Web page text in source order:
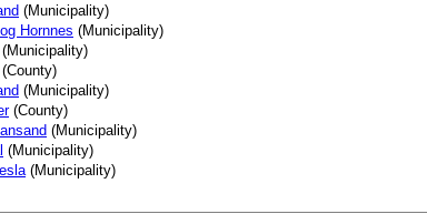
(Municipality)
Hornnes (Municipality)
(Municipality)
(County)
(Municipality)
(County)
(Municipality)
(Municipality)
(Municipality)